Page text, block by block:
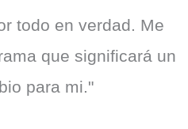
todo en verdad. Me
que significará un
para mi."